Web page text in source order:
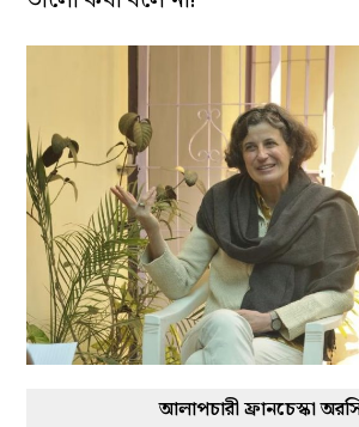
আলাপচারী ফ্রানচেস্কা